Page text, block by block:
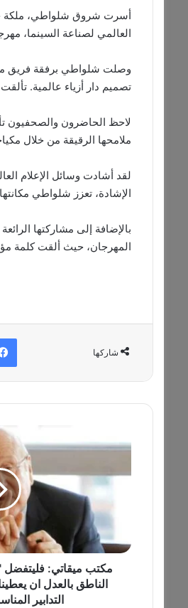
أسرت شروق شلواطي، ملكة
العالمي لصناعة السينما،
وصلت شلواطي برفقة فريق من
تصميم دار أزياء عالمية.
لاحظ الحاضرون والصحفيون
ملامحها الرقيقة من خلال
لقد أشادت وسائل الإعلام
الإشادة، تعزز شلواطي
بالإضافة إلى مشاركتها
المهرجان، حيث ألقت كلمة
شاركها
ك
ب
ت
مكتب ميقاتي: فليتفضل
الناطق بالعدل ان
التدابير